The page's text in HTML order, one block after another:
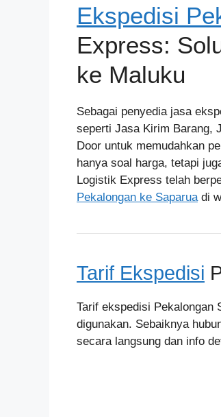
Ekspedisi
Express:
ke Maluku
Sebagai penyedia jasa
seperti Jasa Kirim Barang,
Door untuk memudahkan
hanya soal harga, tetapi
Logistik Express telah
Pekalongan ke Saparuadi
Tarif Ekspedisi
Tarif ekspedisi Pekalongan
digunakan. Sebaiknya
secara langsung dan info